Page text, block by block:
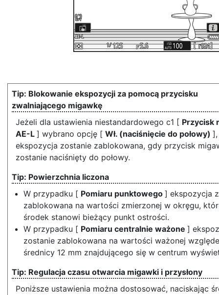
Blokowanie ekspozycji za pomocą przycisku
zwalniającego migawkę
Jeżeli dla ustawienia niestandardowego c1 [ Przycisk
AE-L ] wybrano opcję [ Wł. (naciśnięcie do połowy) ],
ekspozycja zostanie zablokowana, gdy przycisk
zostanie naciśnięty do połowy.
Powierzchnia liczona
W przypadku [ Pomiaru punktowego ] ekspozycja
zablokowana na wartości zmierzonej w okręgu,
środek stanowi bieżący punkt ostrości.
W przypadku [ Pomiaru centralnie ważone ]
zostanie zablokowana na wartości ważonej
średnicy 12 mm znajdującego się w centrum
Regulacja czasu otwarcia migawki i przysłony
Poniższe ustawienia można dostosować, naciskając